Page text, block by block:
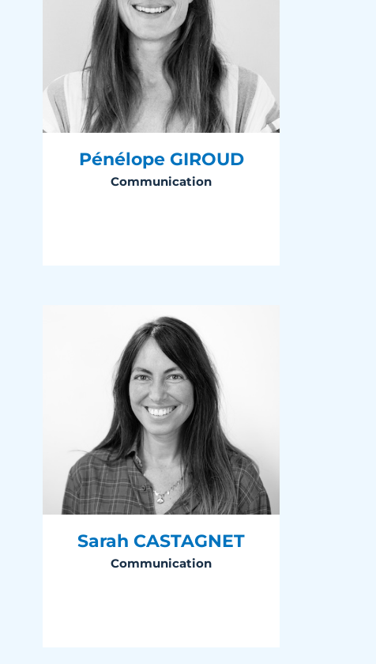
Pénélope GIROUD
Communication
Sarah CASTAGNET
Communication